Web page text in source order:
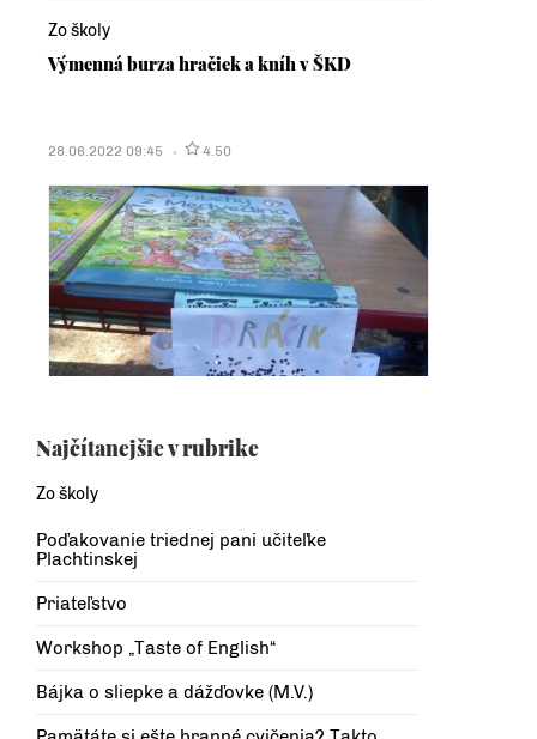
Zo školy
Výmenná burza hračiek a kníh v ŠKD
28.06.2022 09:45 4.50
Najčítanejšie v rubrike
Zo školy
Poďakovanie triednej pani učiteľke
Plachtinskej
Priateľstvo
Workshop „Taste of English“
Bájka o sliepke a dážďovke (M.V.)